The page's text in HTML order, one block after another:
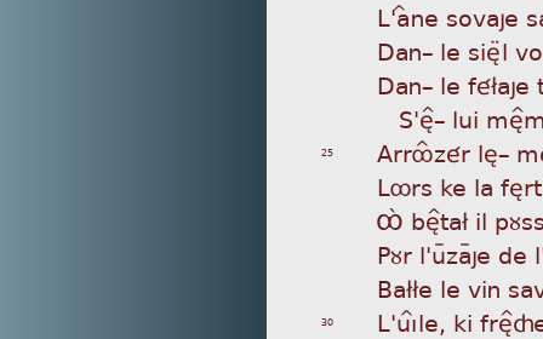
L'aÎne sovaje
Dan_ le sièæl
Dan_ le
S'è^_ lui
25 ArrôÎzér lè_
Lôrs ke la
Ôá bè^ta£ il
Pùr l'uÿzaÿje
Ba££e le vin
30 L'uìÎle, ki